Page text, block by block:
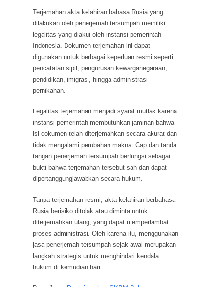
Terjemahan akta kelahiran bahasa Rusia yang
dilakukan oleh penerjemah tersumpah memiliki
legalitas yang diakui oleh instansi pemerintah
Indonesia. Dokumen terjemahan ini dapat
digunakan untuk berbagai keperluan resmi seperti
pencatatan sipil, pengurusan kewarganegaraan,
pendidikan, imigrasi, hingga administrasi
pernikahan.
Legalitas terjemahan menjadi syarat mutlak karena
instansi pemerintah membutuhkan jaminan bahwa
isi dokumen telah diterjemahkan secara akurat dan
tidak mengalami perubahan makna. Cap dan tanda
tangan penerjemah tersumpah berfungsi sebagai
bukti bahwa terjemahan tersebut sah dan dapat
dipertanggungjawabkan secara hukum.
Tanpa terjemahan resmi, akta kelahiran berbahasa
Rusia berisiko ditolak atau diminta untuk
diterjemahkan ulang, yang dapat memperlambat
proses administrasi. Oleh karena itu, menggunakan
jasa penerjemah tersumpah sejak awal merupakan
langkah strategis untuk menghindari kendala
hukum di kemudian hari.